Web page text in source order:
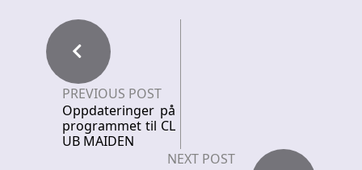
PREVIOUS POST
Oppdateringer på
programmet til CL
UB MAIDEN
NEXT POST